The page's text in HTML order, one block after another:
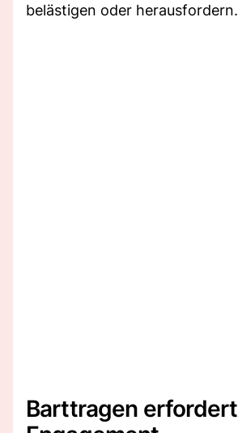
belästigen oder herausfordern.
Barttragen erfordert